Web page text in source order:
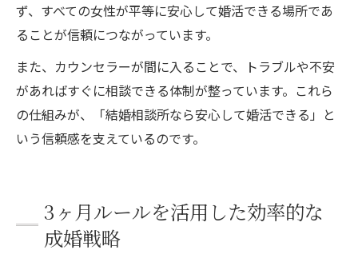
ず、すべての女性が平等に安心して婚活できる場所であ
ることが信頼につながっています。
また、カウンセラーが間に入ることで、トラブルや不安
があればすぐに相談できる体制が整っています。これら
の仕組みが、「結婚相談所なら安心して婚活できる」と
いう信頼感を支えているのです。
3ヶ月ルールを活用した効率的な
成婚戦略